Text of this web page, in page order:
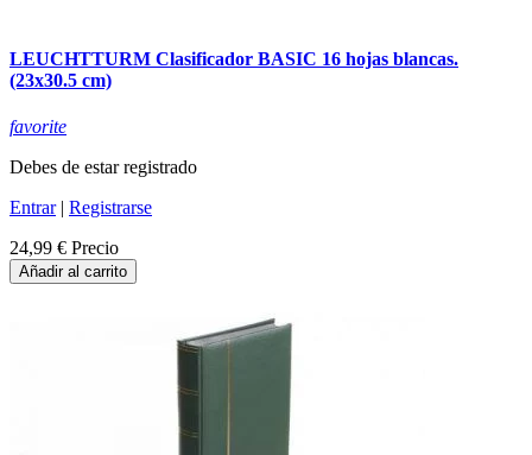
LEUCHTTURM Clasificador BASIC 16 hojas blancas.
(23x30.5 cm)
favorite
Debes de estar registrado
Entrar| Registrarse
24,99 € Precio
Añadir al carrito